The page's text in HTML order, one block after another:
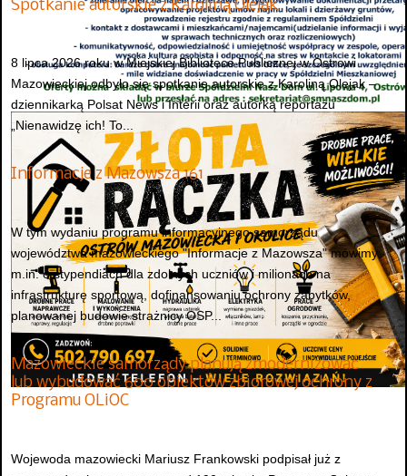
Spotkanie autorskie z Karoliną Olejak
8 lipca 2026 roku w Miejskiej Bibliotece Publicznej w Ostrowi
Mazowieckiej odbyło się spotkanie autorskie z Karoliną Olejak –
dziennikarką Polsat News i Interii oraz autorką reportażu
„Nienawidzę ich! To...
Informacje z Mazowsza 161
W tym wydaniu programu informacyjnego samorządu
województwa mazowieckiego "Informacje z Mazowsza" mówimy
m.in. o stypendiach dla zdolnych uczniów i milionach na
infrastrukturę sportową, dofinansowaniu ochrony zabytków,
planowanej budowie strażnicy OSP...
Mazowieckie samorządy planują zmodernizować
lub wybudować 600 obiektów zbiorowej ochrony z
Programu OLiOC
Wojewoda mazowiecki Mariusz Frankowski podpisał już z